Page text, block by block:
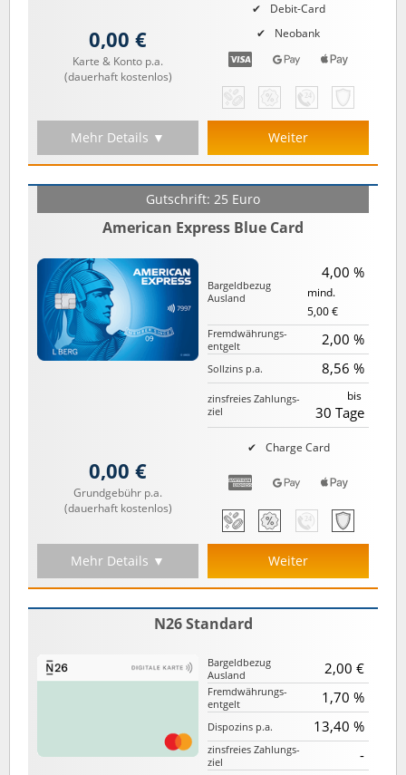
Debit-Card
Neobank
0,00 €
Karte & Konto p.a.
(dauerhaft kostenlos)
Mehr Details ▼ Weiter
American Express Blue Card
Gutschrift: 25 Euro
Charge Card
Bargeld­bezug
Ausland
4,00 %
mind.
5,00 €
Fremd­währungs­
entgelt
2,00 %
Sollzins p.a. 8,56 %
zinsfreies Zahlungs­
ziel
bis
30 Tage
0,00 €
Grundgebühr p.a.
(dauerhaft kostenlos)
Mehr Details ▼ Weiter
N26 Standard
Bargeld­bezug
Ausland
2,00 €
Fremd­währungs­
entgelt
1,70 %
Dispozins p.a. 13,40 %
zinsfreies Zahlungs­
ziel
-